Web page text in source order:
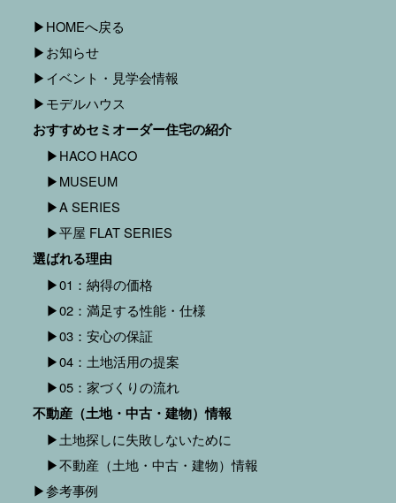
▶︎HOMEへ戻る
▶︎お知らせ
▶︎イベント・見学会情報
▶︎モデルハウス
おすすめセミオーダー住宅の紹介
▶︎HACO HACO
▶︎MUSEUM
▶︎A SERIES
▶︎平屋 FLAT SERIES
選ばれる理由
▶︎01：納得の価格
▶︎02：満足する性能・仕様
▶︎03：安心の保証
▶︎04：土地活用の提案
▶︎05：家づくりの流れ
不動産（土地・中古・建物）情報
▶︎土地探しに失敗しないために
▶︎不動産（土地・中古・建物）情報
▶︎参考事例